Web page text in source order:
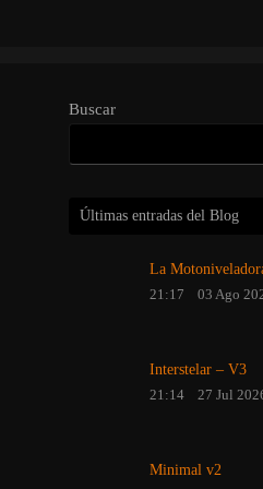
Buscar
Últimas entradas del Blog
La
21:17 03 Ago
Interstelar – V3
21:14 27 Jul
Minimal v2